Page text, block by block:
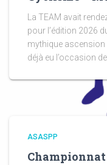
La TEAM avait
pour l’édition 2026
mythique ascension
déjà eu l’occasion
ASASPP
Championnat